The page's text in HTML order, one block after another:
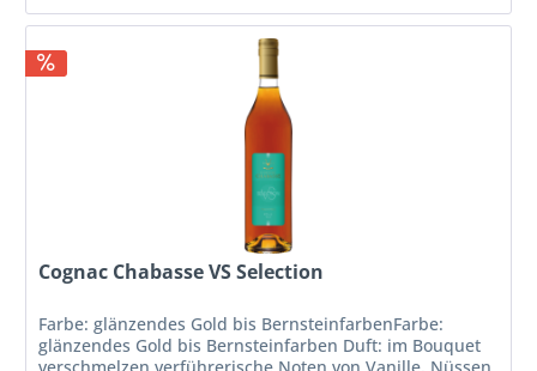
Cognac Chabasse VS Selection
Farbe: glänzendes Gold bis BernsteinfarbenFarbe:
glänzendes Gold bis Bernsteinfarben Duft: im Bouquet